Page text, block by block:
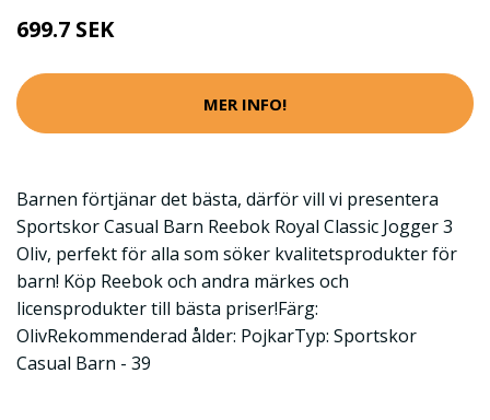
699.7 SEK
MER INFO!
Barnen förtjänar det bästa, därför vill vi presentera
Sportskor Casual Barn Reebok Royal Classic Jogger 3
Oliv, perfekt för alla som söker kvalitetsprodukter för
barn! Köp Reebok och andra märkes och
licensprodukter till bästa priser!Färg:
OlivRekommenderad ålder: PojkarTyp: Sportskor
Casual Barn - 39